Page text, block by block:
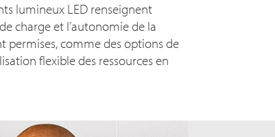
lumineux LED renseignent
charge et l’autonomie de la
permises, comme des options de
flexible des ressources en